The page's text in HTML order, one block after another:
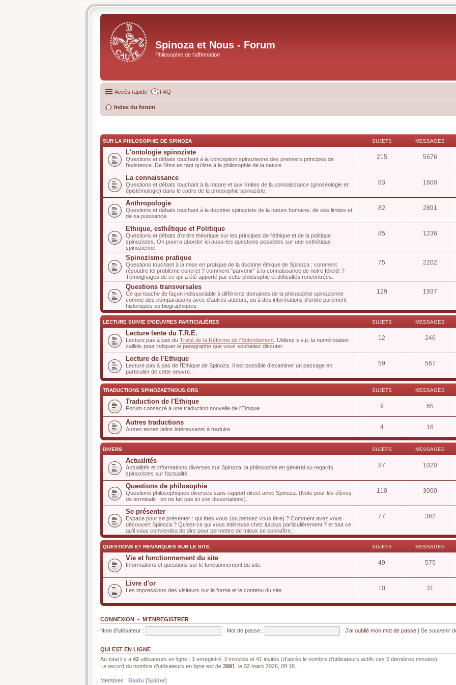
Spinoza et Nous - Forum
Philosophie de l'affirmation
Accès rapide FAQ
Index du forum
SUR LA PHILOSOPHIE DE SPINOZA SUJETS MESSAGES
L'ontologie spinoziste
Questions et débats touchant à la conception spinozienne des premiers principes de
l'existence. De l'être en tant qu'être à la philosophie de la nature.
215 5676
La connaissance
Questions et débats touchant à la nature et aux limites de la connaissance (gnoséologie et
épistémologie) dans le cadre de la philosophie spinoziste.
83 1600
Anthropologie
Questions et débats touchant à la doctrine spinoziste de la nature humaine, de ses limites et
de sa puissance.
82 2891
Ethique, esthétique et Politique
Questions et débats d'ordre théorique sur les principes de l'éthique et de la politique
spinozistes. On pourra aborder ici aussi les questions possibles sur une esthétique
spinozienne.
85 1236
Spinozisme pratique
Questions touchant à la mise en pratique de la doctrine éthique de Spinoza : comment
résoudre tel problème concret ? comment "parvenir" à la connaissance de notre félicité ?
Témoignages de ce qui a été apporté par cette philosophie et difficultés rencontrées.
75 2202
Questions transversales
Ce qui touche de façon indissociable à différents domaines de la philosophie spinozienne
comme des comparaisons avec d'autres auteurs, ou à des informations d'ordre purement
historiques ou biographiques.
129 1937
LECTURE SUIVIE D'OEUVRES PARTICULIÈRES SUJETS MESSAGES
Lecture lente du T.R.E.
Lecture pas à pas du Traité de la Réforme de l'Entendement . Utilisez s.v.p. la numérotation
caillois pour indiquer le paragraphe que vous souhaitez discuter.
12 246
Lecture de l'Ethique
Lecture pas à pas de l'Ethique de Spinoza. Il est possible d'examiner un passage en
particulier de cette oeuvre.
59 567
TRADUCTIONS SPINOZAETNOUS.ORG SUJETS MESSAGES
Traduction de l'Ethique
Forum consacré à une traduction nouvelle de l'Ethique. 9 65
Autres traductions
Autres textes latins intéressants à traduire 4 16
DIVERS SUJETS MESSAGES
Actualités
Actualités et informations diverses sur Spinoza, la philosophie en général ou regards
spinozistes sur l'actualité.
87 1020
Questions de philosophie
Questions philosophiques diverses sans rapport direct avec Spinoza. (Note pour les élèves
de terminale : on ne fait pas ici vos dissertations).
110 3000
Se présenter
Espace pour se présenter : qui êtes vous (ou pensez vous être) ? Comment avez vous
découvert Spinoza ? Qu'est-ce qui vous intéresse chez lui plus particulièrement ? et tout ce
qu'il vous conviendra de dire pour permettre de mieux se connaître.
77 362
QUESTIONS ET REMARQUES SUR LE SITE. SUJETS MESSAGES
Vie et fonctionnement du site
Informations et questions sur le fonctionnement du site. 49 575
Livre d'or
Les impressions des visiteurs sur la forme et le contenu du site. 10 31
CONNEXION • M’ENREGISTRER
Nom d’utilisateur :
Mot de passe : J’ai oublié mon mot de passe | Se souvenir
QUI EST EN LIGNE
Au total il y a 42 utilisateurs en ligne : 1 enregistré, 0 invisible et 41 invités (d’après le nombre d’utilisateurs actifs ces 5 dernières minutes)
Le record du nombre d’utilisateurs en ligne est de 3991 , le 02 mars 2026, 08:18
Membres : Baidu [Spider]